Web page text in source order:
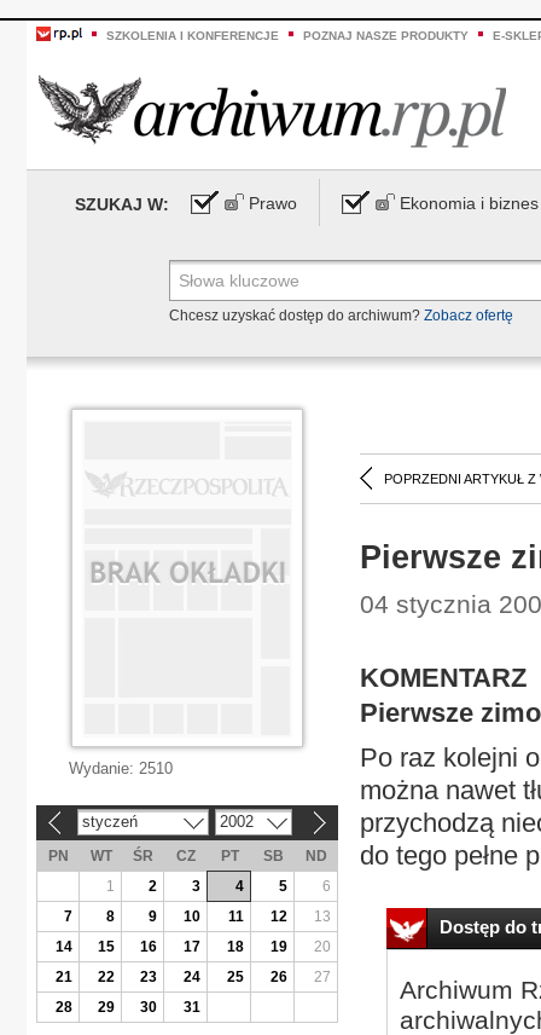
SZKOLENIA I KONFERENCJE POZNAJ NASZE PRODUKTY E-
SZUKAJ W: Prawo Ekonomia i biznes
Chcesz uzyskać dostęp do archiwum? Zobacz ofertę
POPRZEDNI ARTYKUŁ Z
Pierwsze
04 stycznia
KOMENTARZ
Pierwsze
Po raz kolejni
można nawet
przychodzą
do tego pełne
Dostęp do
Archiwum
Wydanie: 2510
styczeń 2002
PN WT ŚR CZ PT SB
ND
1
2 3 4 5
6
7
8 9 10 11 12
13
14
15 16 17 18 19
20
21
22 23 24 25 26
27
28
29 30 31